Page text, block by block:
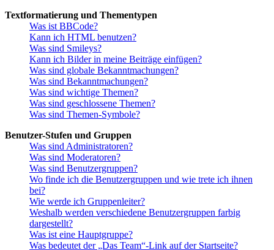
Textformatierung und Thementypen
Was ist BBCode?
Kann ich HTML benutzen?
Was sind Smileys?
Kann ich Bilder in meine Beiträge einfügen?
Was sind globale Bekanntmachungen?
Was sind Bekanntmachungen?
Was sind wichtige Themen?
Was sind geschlossene Themen?
Was sind Themen-Symbole?
Benutzer-Stufen und Gruppen
Was sind Administratoren?
Was sind Moderatoren?
Was sind Benutzergruppen?
Wo finde ich die Benutzergruppen und wie trete ich ihnen
bei?
Wie werde ich Gruppenleiter?
Weshalb werden verschiedene Benutzergruppen farbig
dargestellt?
Was ist eine Hauptgruppe?
Was bedeutet der „Das Team“-Link auf der Startseite?